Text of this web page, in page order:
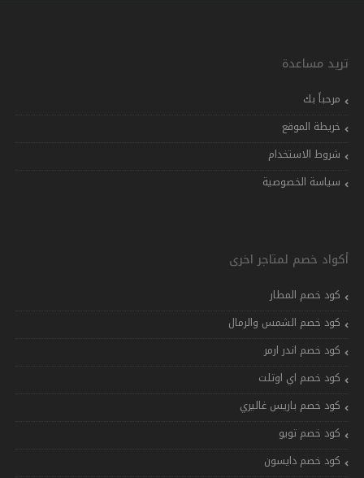
تريد مساعدة
مرحباً بك
خريطة الموقع
شروط الاستخدام
سياسة الخصوصية
أكواد خصم لمتاجر اخرى
كود خصم المطار
كود خصم الشمس والرمال
كود خصم اندر ارمر
كود خصم اي اوتلت
كود خصم باريس غاليري
كود خصم تويو
كود خصم دايسون